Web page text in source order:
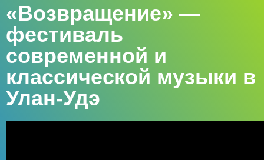
«Возвращение» —
фестиваль
современной и
классической музыки в
Улан-Удэ